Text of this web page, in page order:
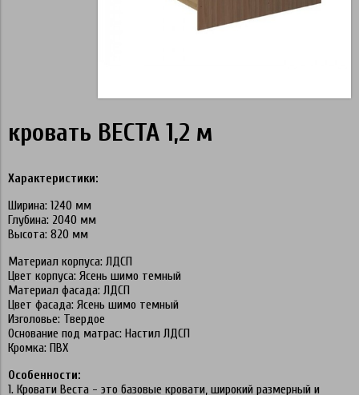
кровать ВЕСТА 1,2 м
Характеристики:
Ширина: 1240 мм
Глубина: 2040 мм
Высота: 820 мм
Материал корпуса: ЛДСП
Цвет корпуса: Ясень шимо темный
Материал фасада: ЛДСП
Цвет фасада: Ясень шимо темный
Изголовье: Твердое
Основание под матрас: Настил ЛДСП
Кромка: ПВХ
Особенности:
1. Кровати Веста - это базовые кровати, широкий размерный и